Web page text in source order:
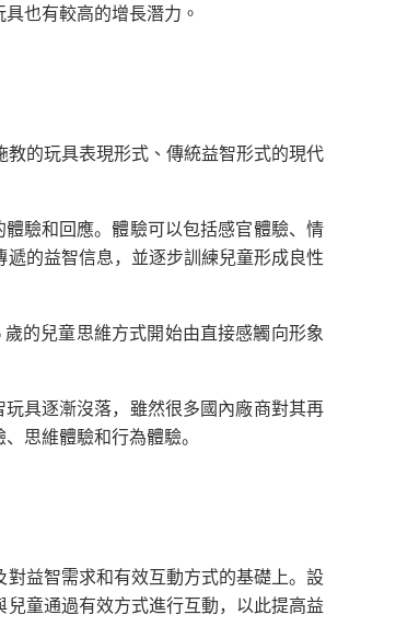
也有較高的增長潛力。
的玩具表現形式、傳統益智形式的現代
驗和回應。體驗可以包括感官體驗、情
的益智信息，並逐步訓練兒童形成良性
歲的兒童思維方式開始由直接感觸向形象
具逐漸沒落，雖然很多國內廠商對其再
思維體驗和行為體驗。
益智需求和有效互動方式的基礎上。設
童通過有效方式進行互動，以此提高益